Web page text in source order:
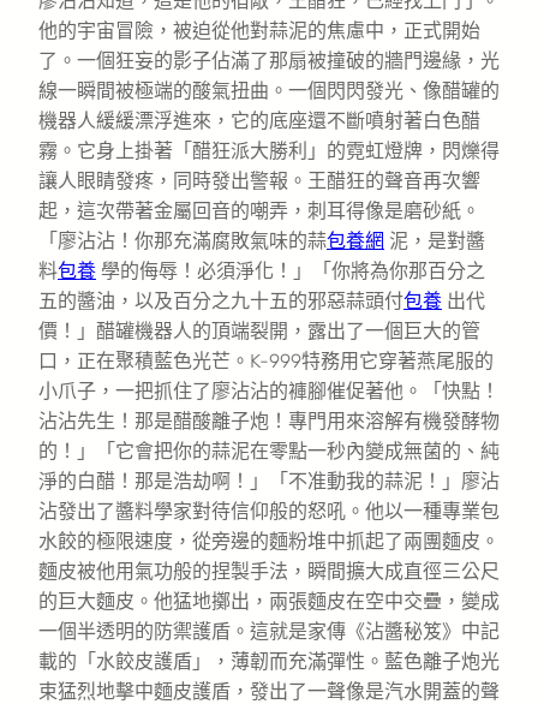
他的宇宙冒險，被迫從他對蒜泥的焦慮中，正式開始
了。一個狂妄的影子佔滿了那扇被撞破的牆門邊緣，光
線一瞬間被極端的酸氣扭曲。一個閃閃發光、像醋罐的
機器人緩緩漂浮進來，它的底座還不斷噴射著白色醋
霧。它身上掛著「醋狂派大勝利」的霓虹燈牌，閃爍得
讓人眼睛發疼，同時發出警報。王醋狂的聲音再次響
起，這次帶著金屬回音的嘲弄，刺耳得像是磨砂紙。
「廖沾沾！你那充滿腐敗氣味的蒜包養網 泥，是對醬
料包養 學的侮辱！必須淨化！」「你將為你那百分之
五的醬油，以及百分之九十五的邪惡蒜頭付包養 出代
價！」醋罐機器人的頂端裂開，露出了一個巨大的管
口，正在聚積藍色光芒。K-999特務用它穿著燕尾服的
小爪子，一把抓住了廖沾沾的褲腳催促著他。「快點！
沾沾先生！那是醋酸離子炮！專門用來溶解有機發酵物
的！」「它會把你的蒜泥在零點一秒內變成無菌的、純
淨的白醋！那是浩劫啊！」「不准動我的蒜泥！」廖沾
沾發出了醬料學家對待信仰般的怒吼。他以一種專業包
水餃的極限速度，從旁邊的麵粉堆中抓起了兩團麵皮。
麵皮被他用氣功般的捏製手法，瞬間擴大成直徑三公尺
的巨大麵皮。他猛地擲出，兩張麵皮在空中交疊，變成
一個半透明的防禦護盾。這就是家傳《沾醬秘笈》中記
載的「水餃皮護盾」，薄韌而充滿彈性。藍色離子炮光
束猛烈地擊中麵皮護盾，發出了一聲像是汽水開蓋的聲